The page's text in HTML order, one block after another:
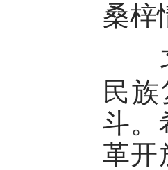
桑梓
习
民
斗。
革开